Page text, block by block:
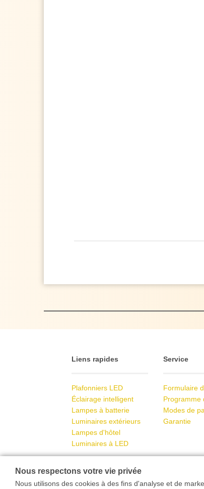
Liens rapides
Plafonniers LED
Éclairage intelligent
Lampes à batterie
Luminaires extérieurs
Lampes d'hôtel
Luminaires à LED
Service
Formulaire
Programme
Modes de
Garantie
Nous respectons votre vie privée
Nous utilisons des cookies à des fins d'analyse et de